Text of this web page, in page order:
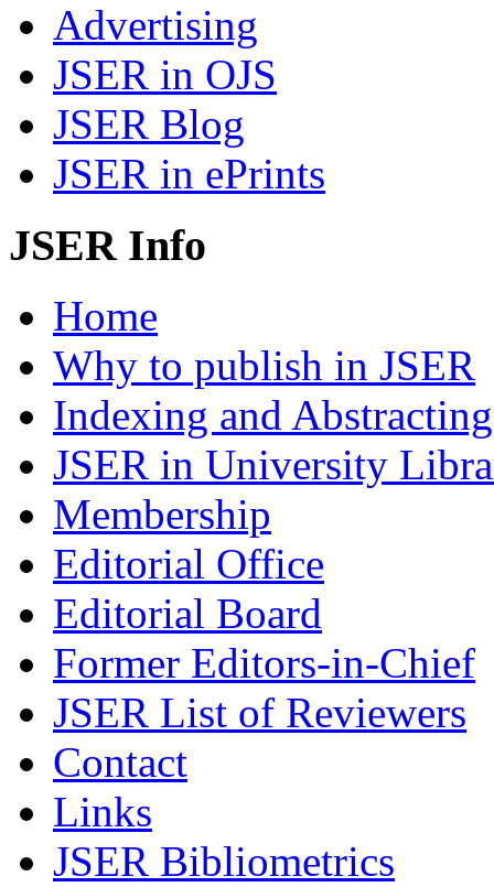
Advertising
JSER in OJS
JSER Blog
JSER in ePrints
JSER Info
Home
Why to publish in JSER
Indexing and Abstracting
JSER in University
Membership
Editorial Office
Editorial Board
Former Editors-in-Chief
JSER List of Reviewers
Contact
Links
JSER Bibliometrics